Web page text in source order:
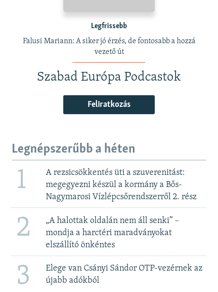
Legfrissebb
Falusi Mariann: A siker jó érzés, de fontosabb a hozzá
vezető út
Szabad Európa Podcastok
Feliratkozás
Legnépszerűbb a héten
1
A rezsicsökkentés üti a szuverenitást:
megegyezni készül a kormány a Bős-
Nagymarosi Vízlépcsőrendszerről 2. rész
2
„A halottak oldalán nem áll senki” –
mondja a harctéri maradványokat
elszállító önkéntes
3
Elege van Csányi Sándor OTP-vezérnek az
újabb adókból